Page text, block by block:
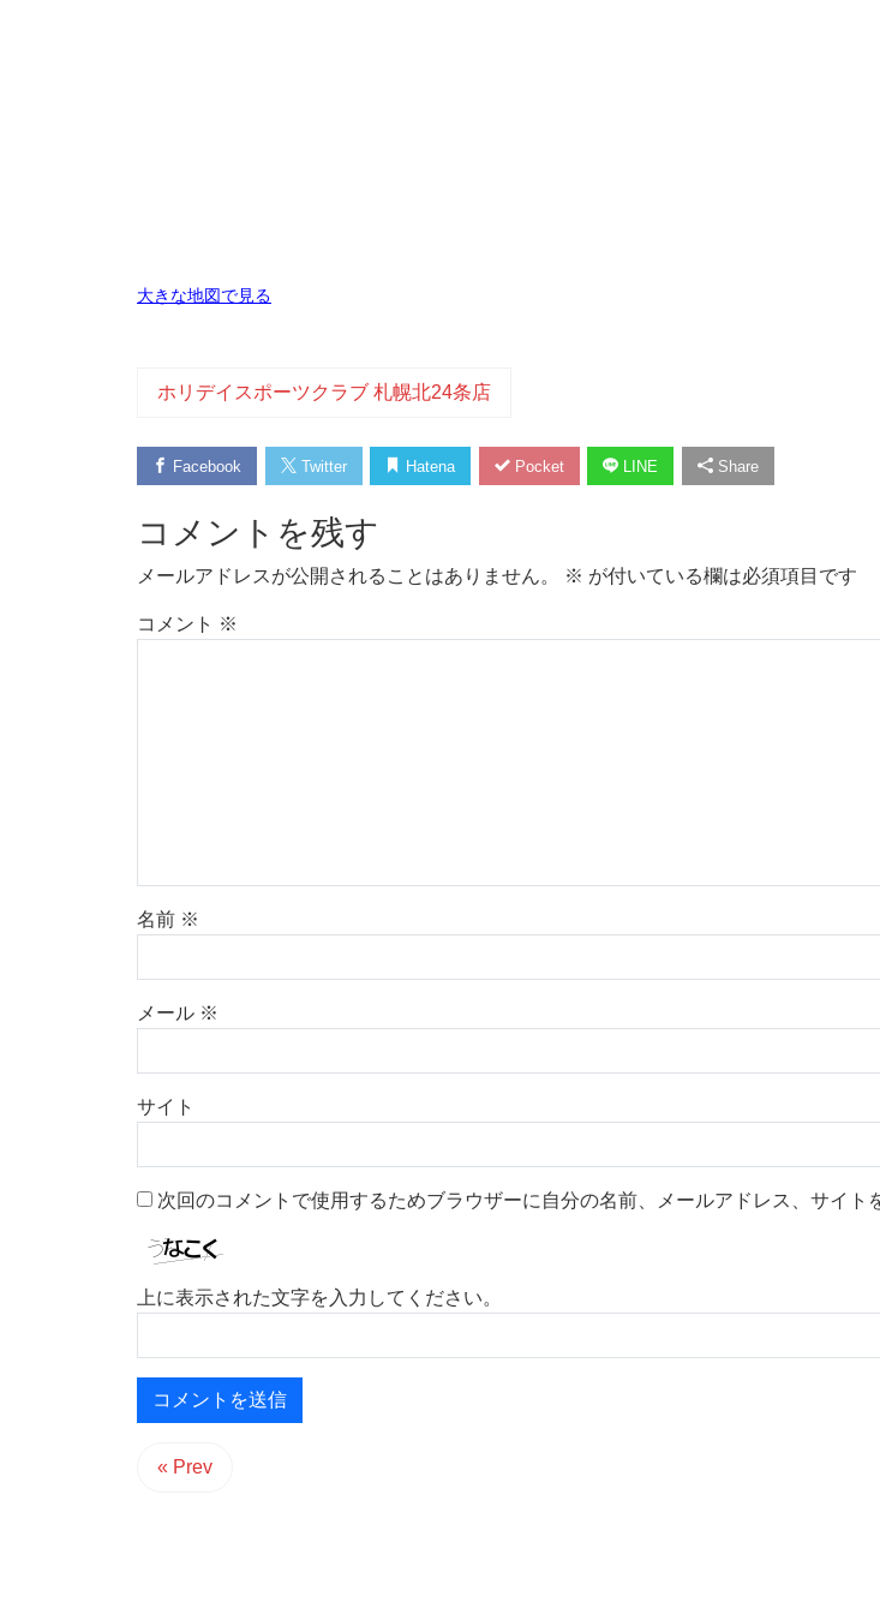
大きな地図で見る
ホリデイスポーツクラブ 札幌北24条店
Facebook Twitter Hatena Pocket LINE Share
コメントを残す
メールアドレスが公開されることはありません。 ※ が付いている欄は必須項目です
コメント ※
名前 ※
メール ※
サイト
次回のコメントで使用するためブラウザーに自分の名前、メールアドレス、サイト
上に表示された文字を入力してください。
« Prev